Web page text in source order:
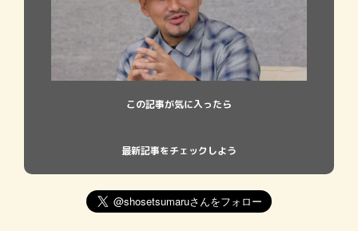
この記事が気に入ったら
最新記事をチェックしよう